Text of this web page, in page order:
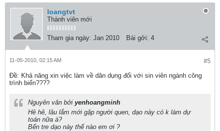
loangtvt
Thành viên mới
Tham gia ngày: Jan 2010 Bài gởi: 4
#5
11-05-2010, 02:15 AM
Ðề: Khả năng xin việc làm về dân dụng đối với sin viên ngành công
trình biển????
Nguyên văn bởi yenhoangminh
Hê hê, lâu lắm mới gặp người quen, dạo này có k làm dự
toán nữa à?
Bến tre dạo này thế nào em ơi ?